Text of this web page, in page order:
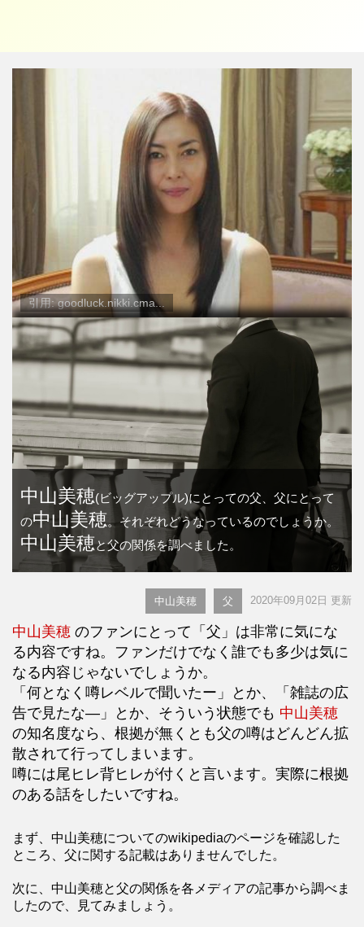
引用: goodluck.nikki.cma...
中山美穂(ビッグアップル)にとっての父、父にとって
の中山美穂。それぞれどうなっているのでしょうか。
中山美穂と父の関係を調べました。
中山美穂 父 2020年09月02日 更新
中山美穂 のファンにとって「父」は非常に気にな
る内容ですね。ファンだけでなく誰でも多少は気に
なる内容じゃないでしょうか。
「何となく噂レベルで聞いたー」とか、「雑誌の広
告で見たな―」とか、そういう状態でも 中山美穂
の知名度なら、根拠が無くとも父の噂はどんどん拡
散されて行ってしまいます。
噂には尾ヒレ背ヒレが付くと言います。実際に根拠
のある話をしたいですね。
まず、中山美穂についてのwikipediaのページを確認した
ところ、父に関する記載はありませんでした。
次に、中山美穂と父の関係を各メディアの記事から調べま
したので、見てみましょう。